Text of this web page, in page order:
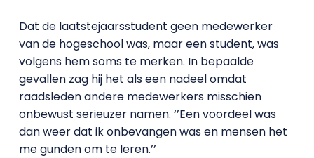
Dat de laatstejaarsstudent geen medewerker
van de hogeschool was, maar een student, was
volgens hem soms te merken. In bepaalde
gevallen zag hij het als een nadeel omdat
raadsleden andere medewerkers misschien
onbewust serieuzer namen. ‘’Een voordeel was
dan weer dat ik onbevangen was en mensen het
me gunden om te leren.’’